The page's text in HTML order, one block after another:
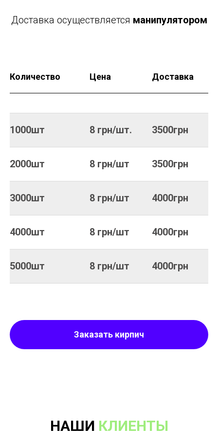
Доставка осуществляется манипулятором
Количество Цена Доставка
1000шт 8 грн/шт. 3500грн
2000шт 8 грн/шт 3500грн
3000шт 8 грн/шт 4000грн
4000шт 8 грн/шт 4000грн
5000шт 8 грн/шт 4000грн
Заказать кирпич
НАШИ КЛИЕНТЫ